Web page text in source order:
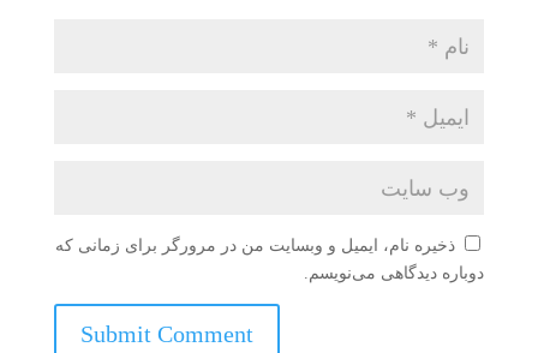
ذخیره نام، ایمیل و وبسایت من در مرورگر برای زمانی که
دوباره دیدگاهی می‌نویسم.